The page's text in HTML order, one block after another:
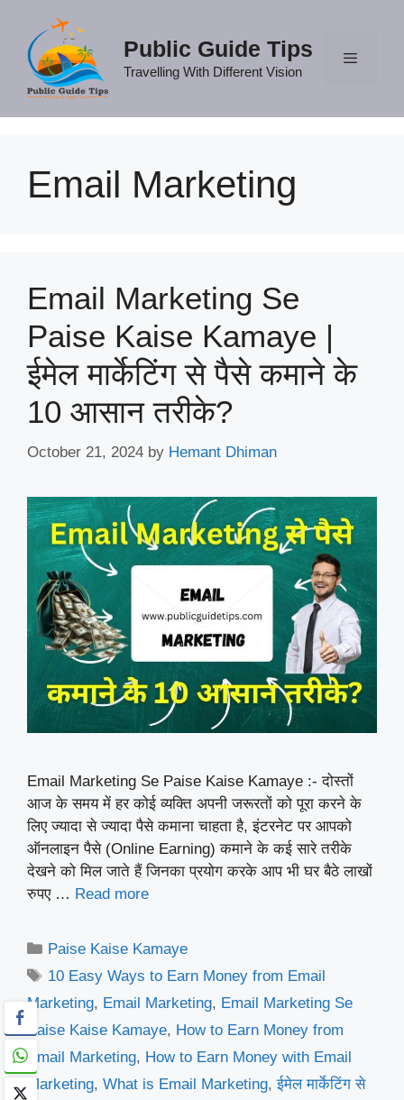
content
Public Guide Tips
Travelling With Different Vision
Email Marketing
Email Marketing Se
Paise Kaise Kamaye |
ईमेल मार्केटिंग से पैसे कमाने के
10 आसान तरीके?
October 21, 2024 by Hemant Dhiman
Email Marketing Se Paise Kaise Kamaye :- दोस्तों
आज के समय में हर कोई व्यक्ति अपनी जरूरतों को पूरा करने के
लिए ज्यादा से ज्यादा पैसे कमाना चाहता है, इंटरनेट पर आपको
ऑनलाइन पैसे (Online Earning) कमाने के कई सारे तरीके
देखने को मिल जाते हैं जिनका प्रयोग करके आप भी घर बैठे लाखों
रुपए … Read more
Categories
Paise Kaise Kamaye
Tags
10 Easy Ways to Earn Money from Email
Marketing, Email Marketing, Email Marketing Se
Paise Kaise Kamaye, How to Earn Money from
Email Marketing, How to Earn Money with Email
Marketing, What is Email Marketing,ईमेल मार्केटिंग से